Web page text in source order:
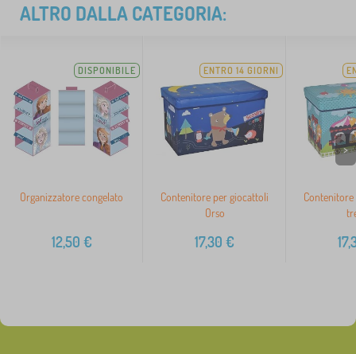
ALTRO DALLA CATEGORIA:
DISPONIBILE
Organizzatore congelato
12,50 €
ENTRO 14 GIORNI
Contenitore per giocattoli
Orso
17,30 €
>